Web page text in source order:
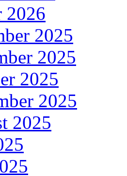
2026
2025
2025
2025
2025
2025